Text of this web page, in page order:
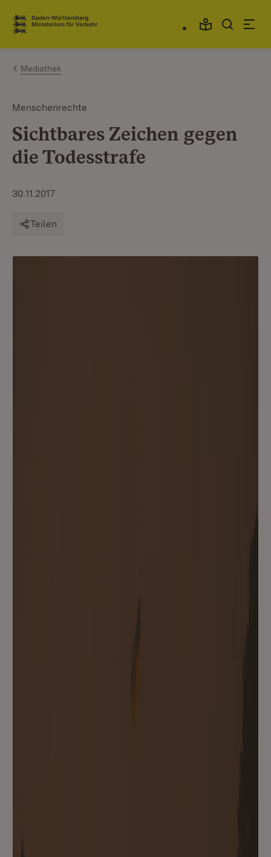
Zum Inhalt springen
Link zur Startseite
Mediathek
Menschenrechte
Sichtbares Zeichen gegen
die Todesstrafe
30.11.2017
Teilen